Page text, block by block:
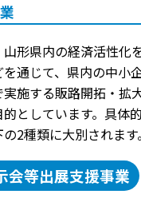
形県内の経済活性化
通じて、県内の中小
施する販路開拓・拡
としています。具体
2種類に大別されます。
会等出展支援事業